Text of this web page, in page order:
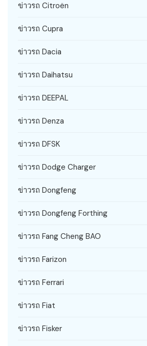
ข่าวรถ Citroën
ข่าวรถ Cupra
ข่าวรถ Dacia
ข่าวรถ Daihatsu
ข่าวรถ DEEPAL
ข่าวรถ Denza
ข่าวรถ DFSK
ข่าวรถ Dodge Charger
ข่าวรถ Dongfeng
ข่าวรถ Dongfeng Forthing
ข่าวรถ Fang Cheng BAO
ข่าวรถ Farizon
ข่าวรถ Ferrari
ข่าวรถ Fiat
ข่าวรถ Fisker